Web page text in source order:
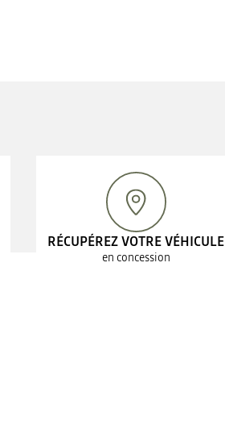
RÉCUPÉREZ VOTRE VÉHICULE
en concession